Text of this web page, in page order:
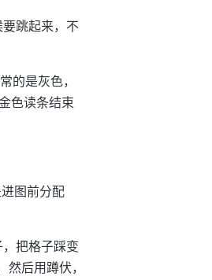
跳起来，不
的是灰色，
色读条结束
图前分配
把格子踩变
后用蹲伏，